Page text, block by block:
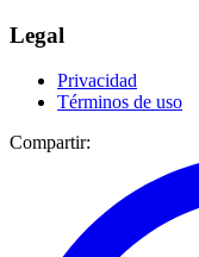
Legal
Privacidad
Términos de uso
Compartir: